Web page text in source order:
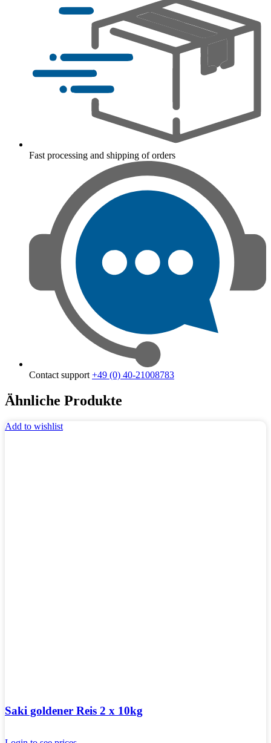
Fast processing and shipping of orders
Contact support +49 (0) 40-21008783
Ähnliche Produkte
Add to wishlist
Saki goldener Reis 2 x 10kg